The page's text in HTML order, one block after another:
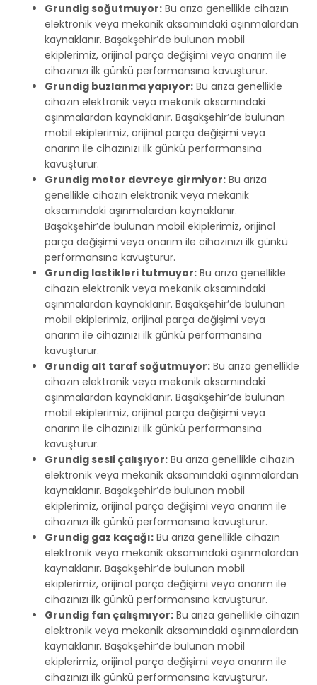
Grundig soğutmuyor: Bu arıza genellikle cihazın
elektronik veya mekanik aksamındaki aşınmalardan
kaynaklanır. Başakşehir’de bulunan mobil
ekiplerimiz, orijinal parça değişimi veya onarım ile
cihazınızı ilk günkü performansına kavuşturur.
Grundig buzlanma yapıyor: Bu arıza genellikle
cihazın elektronik veya mekanik aksamındaki
aşınmalardan kaynaklanır. Başakşehir’de bulunan
mobil ekiplerimiz, orijinal parça değişimi veya
onarım ile cihazınızı ilk günkü performansına
kavuşturur.
Grundig motor devreye girmiyor: Bu arıza
genellikle cihazın elektronik veya mekanik
aksamındaki aşınmalardan kaynaklanır.
Başakşehir’de bulunan mobil ekiplerimiz, orijinal
parça değişimi veya onarım ile cihazınızı ilk günkü
performansına kavuşturur.
Grundig lastikleri tutmuyor: Bu arıza genellikle
cihazın elektronik veya mekanik aksamındaki
aşınmalardan kaynaklanır. Başakşehir’de bulunan
mobil ekiplerimiz, orijinal parça değişimi veya
onarım ile cihazınızı ilk günkü performansına
kavuşturur.
Grundig alt taraf soğutmuyor: Bu arıza genellikle
cihazın elektronik veya mekanik aksamındaki
aşınmalardan kaynaklanır. Başakşehir’de bulunan
mobil ekiplerimiz, orijinal parça değişimi veya
onarım ile cihazınızı ilk günkü performansına
kavuşturur.
Grundig sesli çalışıyor: Bu arıza genellikle cihazın
elektronik veya mekanik aksamındaki aşınmalardan
kaynaklanır. Başakşehir’de bulunan mobil
ekiplerimiz, orijinal parça değişimi veya onarım ile
cihazınızı ilk günkü performansına kavuşturur.
Grundig gaz kaçağı: Bu arıza genellikle cihazın
elektronik veya mekanik aksamındaki aşınmalardan
kaynaklanır. Başakşehir’de bulunan mobil
ekiplerimiz, orijinal parça değişimi veya onarım ile
cihazınızı ilk günkü performansına kavuşturur.
Grundig fan çalışmıyor: Bu arıza genellikle cihazın
elektronik veya mekanik aksamındaki aşınmalardan
kaynaklanır. Başakşehir’de bulunan mobil
ekiplerimiz, orijinal parça değişimi veya onarım ile
cihazınızı ilk günkü performansına kavuşturur.